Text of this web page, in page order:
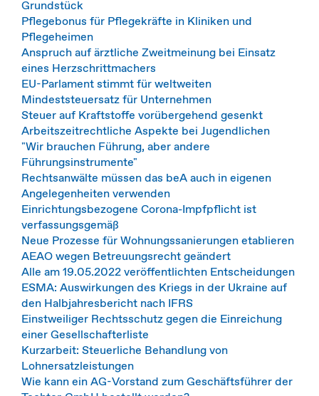
Grundstück
Pflegebonus für Pflegekräfte in Kliniken und
Pflegeheimen
Anspruch auf ärztliche Zweitmeinung bei Einsatz
eines Herzschrittmachers
EU-Parlament stimmt für weltweiten
Mindeststeuersatz für Unternehmen
Steuer auf Kraftstoffe vorübergehend gesenkt
Arbeitszeitrechtliche Aspekte bei Jugendlichen
"Wir brauchen Führung, aber andere
Führungsinstrumente"
Rechtsanwälte müssen das beA auch in eigenen
Angelegenheiten verwenden
Einrichtungsbezogene Corona-Impfpflicht ist
verfassungsgemäß
Neue Prozesse für Wohnungssanierungen etablieren
AEAO wegen Betreuungsrecht geändert
Alle am 19.05.2022 veröffentlichten Entscheidungen
ESMA: Auswirkungen des Kriegs in der Ukraine auf
den Halbjahresbericht nach IFRS
Einstweiliger Rechtsschutz gegen die Einreichung
einer Gesellschafterliste
Kurzarbeit: Steuerliche Behandlung von
Lohnersatzleistungen
Wie kann ein AG-Vorstand zum Geschäftsführer der